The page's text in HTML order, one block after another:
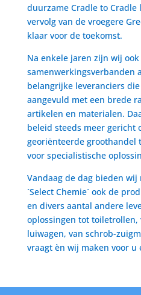
duurzame Cradle to
vervolg van de vroegere
klaar voor de toekomst.
Na enkele jaren zijn wij ook
samenwerkingsverbanden
belangrijke leveranciers
aangevuld met een brede
artikelen en materialen.
beleid steeds meer gericht
georiënteerde groothandel
voor specialistische
Vandaag de dag bieden
´Select Chemie´ ook de
en divers aantal andere
oplossingen tot toiletrollen,
luiwagen, van schrob-
vraagt èn wij maken voor u